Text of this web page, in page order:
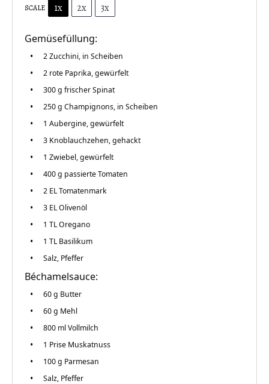
SCALE 1x 2x 3x
Gemüsefüllung:
2Zucchini, in Scheiben
2 rote Paprika, gewürfelt
300 g frischer Spinat
250 g Champignons, in Scheiben
1 Aubergine, gewürfelt
3 Knoblauchzehen, gehackt
1 Zwiebel, gewürfelt
400 g passierte Tomaten
2 EL Tomatenmark
3 EL Olivenöl
1 TL Oregano
1 TL Basilikum
Salz, Pfeffer
Béchamelsauce:
60 g Butter
60 g Mehl
800 ml Vollmilch
1 Prise Muskatnuss
100 g Parmesan
Salz, Pfeffer